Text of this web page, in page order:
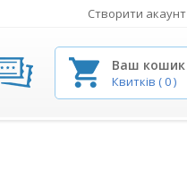
Створити акаунт
Ваш кошик
Квитків (0)